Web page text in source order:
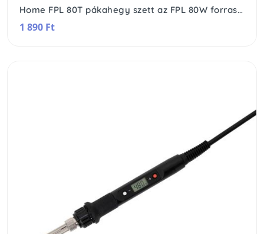
Home FPL 80T pákahegy szett az FPL 80W forrasztópákához, 5 féle különböző kialakítással, nikkelezett, 5 db forrasztócsúcs, 5x ~∅6x41 mm
1 890 Ft